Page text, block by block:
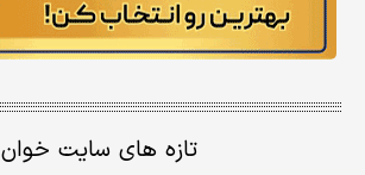
تازه های سایت خوان